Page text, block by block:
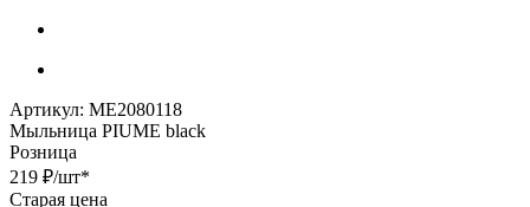
Артикул: МЕ2080118
Мыльница PIUME black
Розница
219 ₽/шт*
Старая цена